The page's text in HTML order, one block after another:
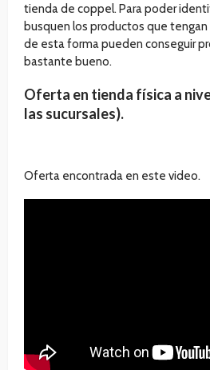
tienda de coppel. Para poder
busquen los productos que
de esta forma pueden conseguir
bastante bueno.
Oferta en tienda física a
las sucursales).
Oferta encontrada en este video.